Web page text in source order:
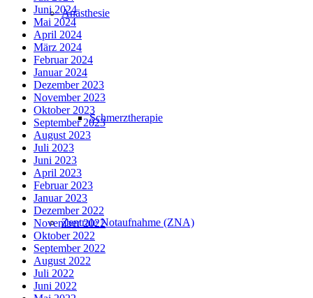
Anästhesie
Schmerztherapie
Zentrale Notaufnahme (ZNA)
Juni 2024
Mai 2024
April 2024
März 2024
Februar 2024
Januar 2024
Dezember 2023
November 2023
Oktober 2023
September 2023
August 2023
Juli 2023
Juni 2023
April 2023
Februar 2023
Januar 2023
Dezember 2022
November 2022
Oktober 2022
September 2022
August 2022
Juli 2022
Juni 2022